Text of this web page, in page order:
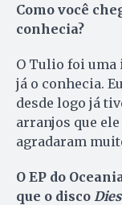
Como você
conhecia?
O Tulio foi uma
já o conhecia.
desde logo já
arranjos que
agradaram
O EP do
que o disco